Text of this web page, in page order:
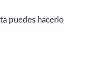
puedes hacerlo